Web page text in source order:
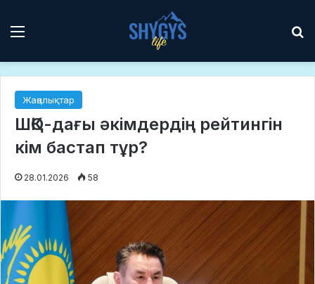
Мәзір
Жаңалықтар
ШҚО-дағы әкімдердің рейтингін
кім бастап тұр?
28.01.2026 58